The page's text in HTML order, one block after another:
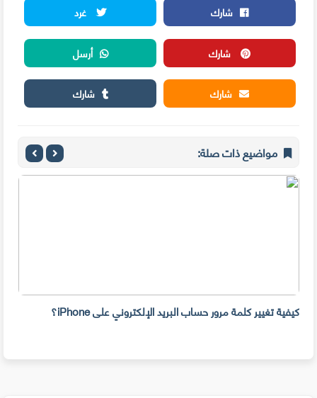
شارك
غرد
شارك
أرسل
شارك
شارك
مواضيع ذات صلة:
كيفية تغيير كلمة مرور حساب البريد الإلكتروني على iPhone؟